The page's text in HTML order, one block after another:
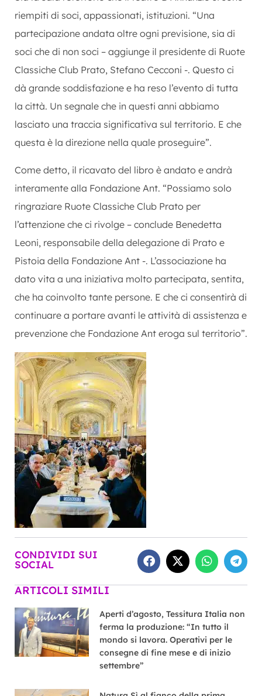
riempiti di soci, appassionati, istituzioni. “Una
partecipazione andata oltre ogni previsione, sia di
soci che di non soci – aggiunge il presidente di Ruote
Classiche Club Prato, Stefano Cecconi -. Questo ci
dà grande soddisfazione e ha reso l’evento di tutta
la città. Un segnale che in questi anni abbiamo
lasciato una traccia significativa sul territorio. E che
questa è la direzione nella quale proseguire”.
Come detto, il ricavato del libro è andato e andrà
interamente alla Fondazione Ant. “Possiamo solo
ringraziare Ruote Classiche Club Prato per
l’attenzione che ci rivolge – conclude Benedetta
Leoni, responsabile della delegazione di Prato e
Pistoia della Fondazione Ant -. L’associazione ha
dato vita a una iniziativa molto partecipata, sentita,
che ha coinvolto tante persone. E che ci consentirà di
continuare a portare avanti le attività di assistenza e
prevenzione che Fondazione Ant eroga sul territorio”.
CONDIVIDI SUI
SOCIAL
ARTICOLI SIMILI
Aperti d’agosto, Tessitura Italia non
ferma la produzione: “In tutto il
mondo si lavora. Operativi per le
consegne di fine mese e di inizio
settembre”